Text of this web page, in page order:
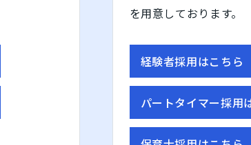
を用意しております。
経験者採用はこちら
パートタイマー採用